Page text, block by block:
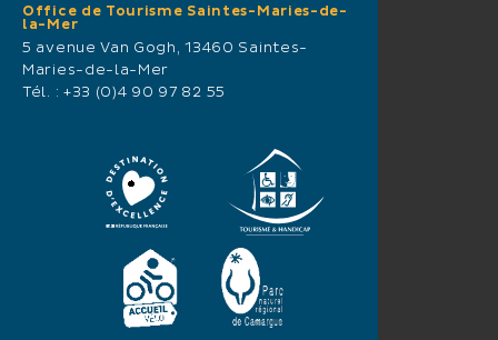
Office de Tourisme Saintes-Maries-de-
la-Mer
5 avenue Van Gogh, 13460 Saintes-
Maries-de-la-Mer
Tél. : +33 (0)4 90 97 82 55